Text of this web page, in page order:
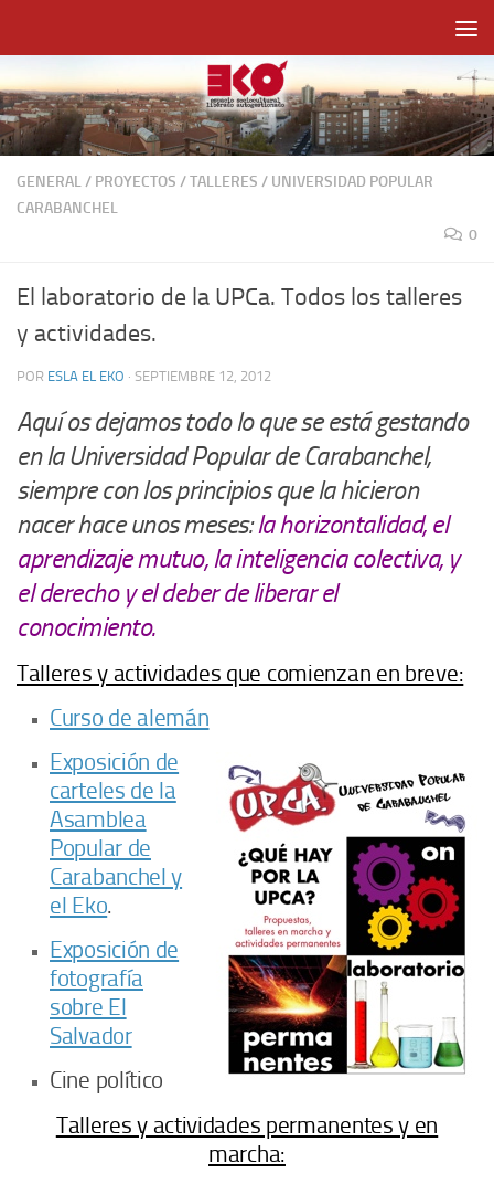
GENERAL/ PROYECTOS /TALLERES / UNIVERSIDAD POPULAR
CARABANCHEL
0
El laboratorio de la UPCa. Todos los talleres
y actividades.
POR ESLA EL EKO · SEPTIEMBRE 12, 2012
Aquí os dejamos todo lo que se está gestando
en la Universidad Popular de Carabanchel,
siempre con los principios que la hicieron
nacer hace unos meses:la horizontalidad, el
aprendizaje mutuo, la inteligencia colectiva, y
el derecho y el deber de liberar el
conocimiento.
Talleres y actividades que comienzan en breve:
Curso de alemán
Exposición de
carteles de la
Asamblea
Popular de
Carabanchel y
el Eko.
Exposición de
fotografía
sobre El
Salvador
Cine político
Talleres y actividades permanentes y en
marcha: